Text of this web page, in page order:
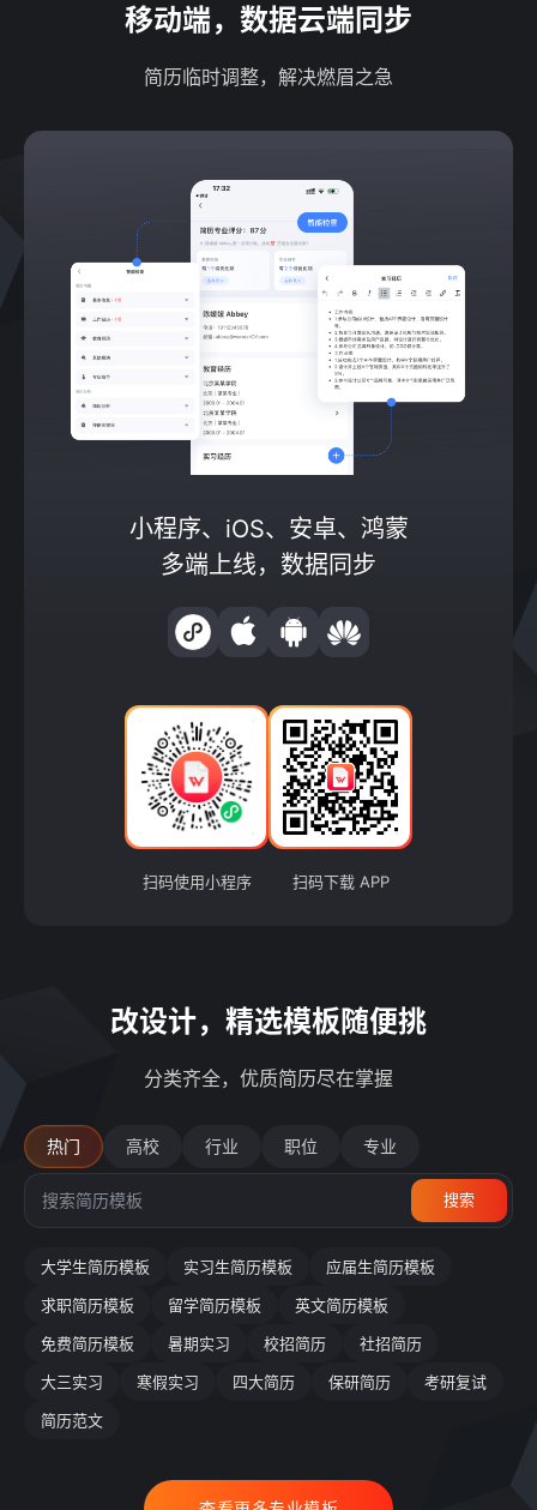
移动端，数据云端同步
简历临时调整，解决燃眉之急
小程序、iOS、安卓、鸿蒙
多端上线，数据同步
扫码使用小程序 扫码下载 APP
改设计，精选模板随便挑
分类齐全，优质简历尽在掌握
热门 高校 行业 职位 专业
搜索
大学生简历模板 实习生简历模板
应届生简历模板
求职简历模板
留学简历模板
英文简历模板
免费简历模板
暑期实习 校招简历
社招简历
大三实习
寒假实习 四大简历 保研简历
考研复试
简历范文